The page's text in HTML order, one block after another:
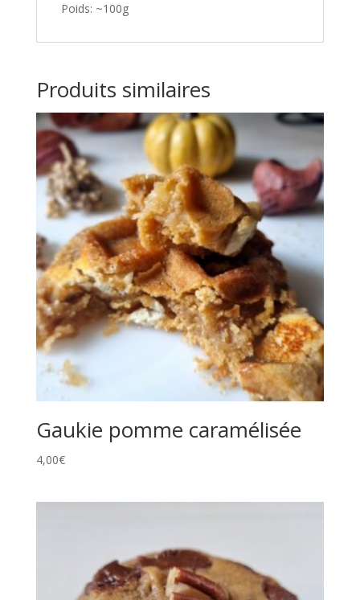
Poids: ~100g
Produits similaires
Gaukie pomme caramélisée
4,00€